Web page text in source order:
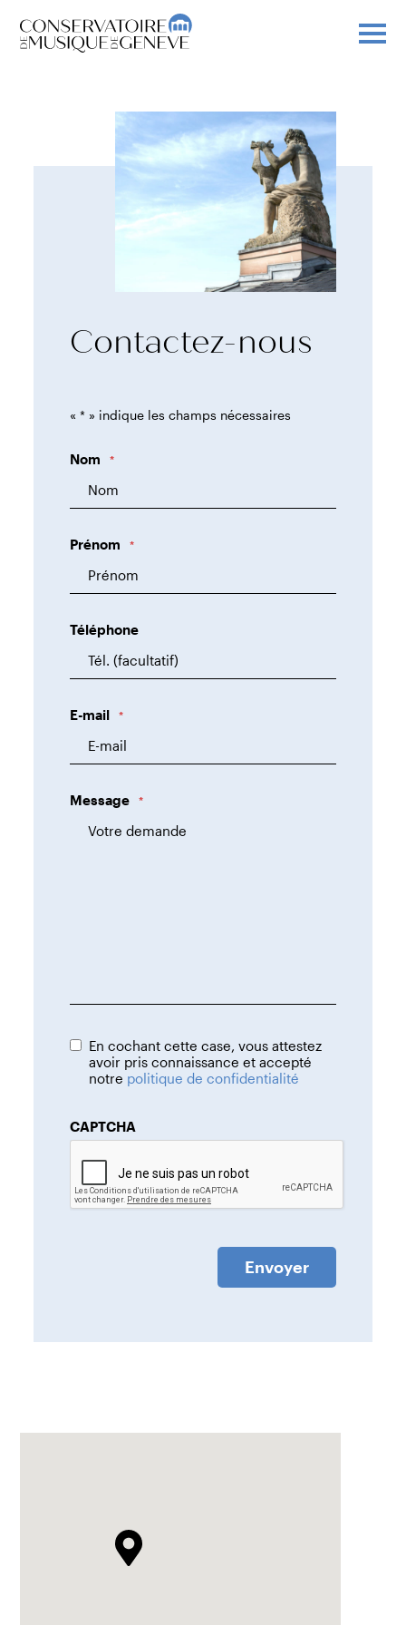
Contactez-nous
«* » indique les champs nécessaires
Nom *
Prénom *
Téléphone
E-mail *
Message *
*
En cochant cette case, vous attestez
avoir pris connaissance et accepté
notre politique de confidentialité
CAPTCHA